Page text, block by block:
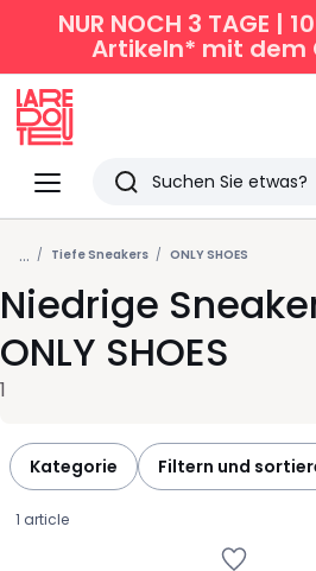
NUR NOCH 3 TAGE |
Artikeln* mit dem
Menü
Redoute
Suchen
Zuletzt
angesehen
Artikel
... Tiefe Sneakers ONLY SHOES
Niedrige
ONLY SHOES
1
Kategorie Filtern und
1 article